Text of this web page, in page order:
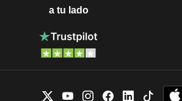
a tu lado